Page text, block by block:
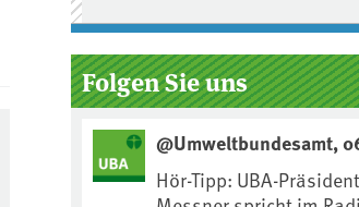
Folgen Sie uns
@Umweltbundesamt,
Hör-Tipp: UBA-